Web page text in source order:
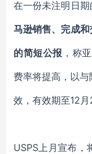
在一份未注明日
马逊销售、完成
的简短公报 ，称
费率将提高，以
效，有效期至12月
USPS上月宣布，